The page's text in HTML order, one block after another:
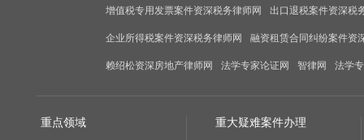
增值税专用发票案件资深税务律师网 出口退税案件资深税
企业所得税案件资深税务律师网 融资租赁合同纠纷案件资
赖绍松资深房地产律师网 法学专家论证网 智律网 法学
重点领域 重大疑难案件办理